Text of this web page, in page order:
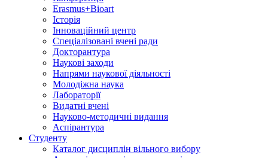
Erasmus+Bioart
Історія
Інноваційний центр
Спеціалізовані вчені ради
Докторантура
Наукові заходи
Напрями наукової діяльності
Молодіжна наука
Лабораторії
Видатні вчені
Науково-методичні видання
Аспірантура
Студенту
Каталог дисциплін вільного вибору